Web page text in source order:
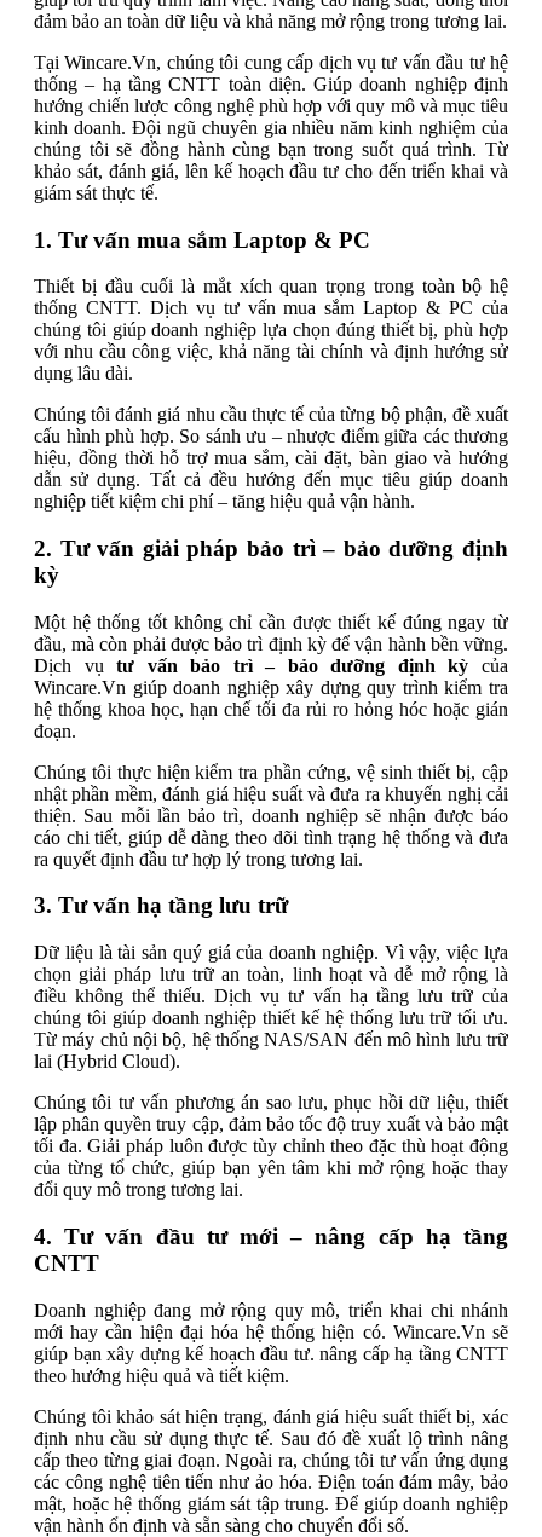
đảm bảo an toàn dữ liệu và khả năng mở rộng trong tương lai.
Tại Wincare.Vn, chúng tôi cung cấp dịch vụ tư vấn đầu tư hệ
thống – hạ tầng CNTT toàn diện. Giúp doanh nghiệp định
hướng chiến lược công nghệ phù hợp với quy mô và mục tiêu
kinh doanh. Đội ngũ chuyên gia nhiều năm kinh nghiệm của
chúng tôi sẽ đồng hành cùng bạn trong suốt quá trình. Từ
khảo sát, đánh giá, lên kế hoạch đầu tư cho đến triển khai và
giám sát thực tế.
1. Tư vấn mua sắm Laptop & PC
Thiết bị đầu cuối là mắt xích quan trọng trong toàn bộ hệ
thống CNTT. Dịch vụ tư vấn mua sắm Laptop & PC của
chúng tôi giúp doanh nghiệp lựa chọn đúng thiết bị, phù hợp
với nhu cầu công việc, khả năng tài chính và định hướng sử
dụng lâu dài.
Chúng tôi đánh giá nhu cầu thực tế của từng bộ phận, đề xuất
cấu hình phù hợp. So sánh ưu – nhược điểm giữa các thương
hiệu, đồng thời hỗ trợ mua sắm, cài đặt, bàn giao và hướng
dẫn sử dụng. Tất cả đều hướng đến mục tiêu giúp doanh
nghiệp tiết kiệm chi phí – tăng hiệu quả vận hành.
2. Tư vấn giải pháp bảo trì – bảo dưỡng định
kỳ
Một hệ thống tốt không chỉ cần được thiết kế đúng ngay từ
đầu, mà còn phải được bảo trì định kỳ để vận hành bền vững.
Dịch vụtư vấn bảo trì – bảo dưỡng định kỳ của
Wincare.Vn giúp doanh nghiệp xây dựng quy trình kiểm tra
hệ thống khoa học, hạn chế tối đa rủi ro hỏng hóc hoặc gián
đoạn.
Chúng tôi thực hiện kiểm tra phần cứng, vệ sinh thiết bị, cập
nhật phần mềm, đánh giá hiệu suất và đưa ra khuyến nghị cải
thiện. Sau mỗi lần bảo trì, doanh nghiệp sẽ nhận được báo
cáo chi tiết, giúp dễ dàng theo dõi tình trạng hệ thống và đưa
ra quyết định đầu tư hợp lý trong tương lai.
3. Tư vấn hạ tầng lưu trữ
Dữ liệu là tài sản quý giá của doanh nghiệp. Vì vậy, việc lựa
chọn giải pháp lưu trữ an toàn, linh hoạt và dễ mở rộng là
điều không thể thiếu. Dịch vụ tư vấn hạ tầng lưu trữ của
chúng tôi giúp doanh nghiệp thiết kế hệ thống lưu trữ tối ưu.
Từ máy chủ nội bộ, hệ thống NAS/SAN đến mô hình lưu trữ
lai (Hybrid Cloud).
Chúng tôi tư vấn phương án sao lưu, phục hồi dữ liệu, thiết
lập phân quyền truy cập, đảm bảo tốc độ truy xuất và bảo mật
tối đa. Giải pháp luôn được tùy chỉnh theo đặc thù hoạt động
của từng tổ chức, giúp bạn yên tâm khi mở rộng hoặc thay
đổi quy mô trong tương lai.
4. Tư vấn đầu tư mới – nâng cấp hạ tầng
CNTT
Doanh nghiệp đang mở rộng quy mô, triển khai chi nhánh
mới hay cần hiện đại hóa hệ thống hiện có. Wincare.Vn sẽ
giúp bạn xây dựng kế hoạch đầu tư. nâng cấp hạ tầng CNTT
theo hướng hiệu quả và tiết kiệm.
Chúng tôi khảo sát hiện trạng, đánh giá hiệu suất thiết bị, xác
định nhu cầu sử dụng thực tế. Sau đó đề xuất lộ trình nâng
cấp theo từng giai đoạn. Ngoài ra, chúng tôi tư vấn ứng dụng
các công nghệ tiên tiến như ảo hóa. Điện toán đám mây, bảo
mật, hoặc hệ thống giám sát tập trung. Để giúp doanh nghiệp
vận hành ổn định và sẵn sàng cho chuyển đổi số.